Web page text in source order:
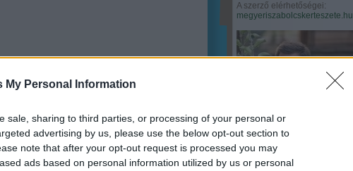
My Personal Information
sale, sharing to third parties, or processing of your personal or
advertising by us, please use the below opt-out section to
note that after your opt-out request is processed you may
ads based on personal information utilized by us or personal
A szerző elérhetőségei:
megyeriszabolcskerteszete.hu